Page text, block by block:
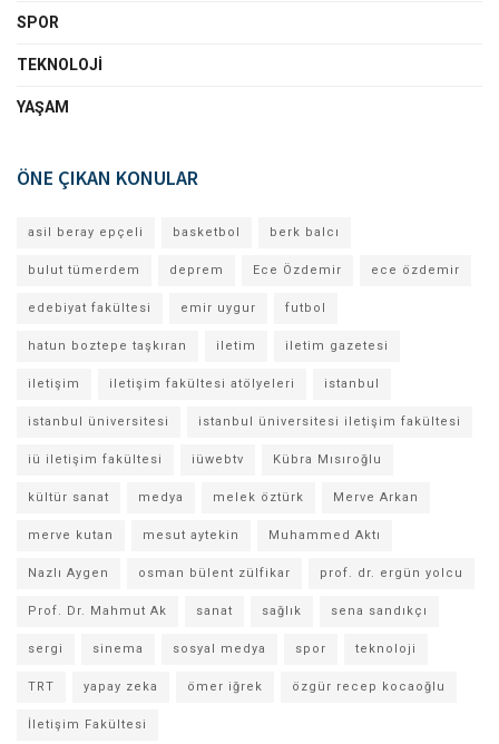
SPOR
TEKNOLOJI
YAŞAM
ÖNE ÇIKAN KONULAR
asil beray epçeli basketbol berk balcı
bulut tümerdem deprem Ece Özdemir ece özdemir
edebiyat fakültesi emir uygur futbol
hatun boztepe taşkıran iletim iletim gazetesi
iletişim iletişim fakültesi atölyeleri istanbul
istanbul üniversitesi istanbul üniversitesi iletişim fakültesi
iü iletişim fakültesi iüwebtv Kübra Mısıroğlu
kültür sanat medya melek öztürk Merve Arkan
merve kutan mesut aytekin Muhammed Aktı
Nazlı Aygen osman bülent zülfikar prof. dr. ergün yolcu
Prof. Dr. Mahmut Ak sanat sağlık sena sandıkçı
sergi sinema sosyal medya spor teknoloji
TRT yapay zeka ömer iğrek özgür recep kocaoğlu
İletişim Fakültesi